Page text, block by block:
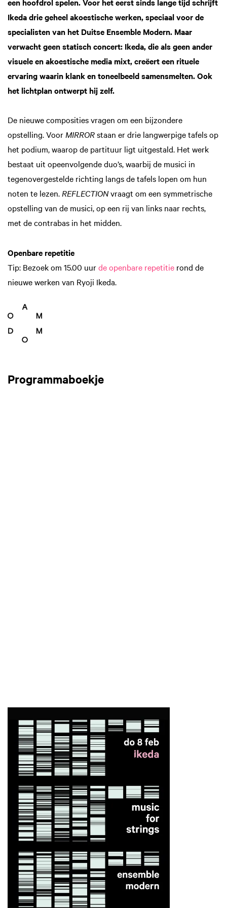
Ikeda drie geheel akoestische werken, speciaal voor de
specialisten van het Duitse Ensemble Modern. Maar
verwacht geen statisch concert: Ikeda, die als geen ander
visuele en akoestische media mixt, creëert een rituele
ervaring waarin klank en toneelbeeld samensmelten. Ook
het lichtplan ontwerpt hij zelf.
De nieuwe composities vragen om een bijzondere
opstelling. VoorMIRRORstaan er drie langwerpige tafels op
het podium, waarop de partituur ligt uitgestald. Het werk
bestaat uit opeenvolgende duo’s, waarbij de musici in
tegenovergestelde richting langs de tafels lopen om hun
noten te lezen.REFLECTIONvraagt om een symmetrische
opstelling van de musici, op een rij van links naar rechts,
met de contrabas in het midden.
Openbare repetitie
Tip: Bezoek om 15.00 uurde openbare repetitie rond de
nieuwe werken van Ryoji Ikeda.
Programmaboekje